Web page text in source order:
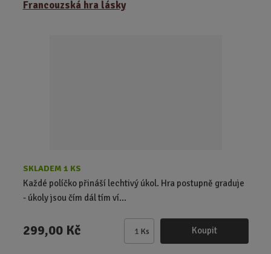
Francouzská hra lásky
SKLADEM 1 KS
Každé políčko přináší lechtivý úkol. Hra postupně graduje
- úkoly jsou čím dál tím ví...
299,00 Kč
Z
Ks Koupit